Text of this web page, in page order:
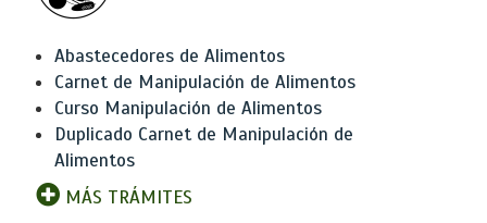
Abastecedores de Alimentos
Carnet de Manipulación de Alimentos
Curso Manipulación de Alimentos
Duplicado Carnet de Manipulación de
Alimentos
MÁS TRÁMITES